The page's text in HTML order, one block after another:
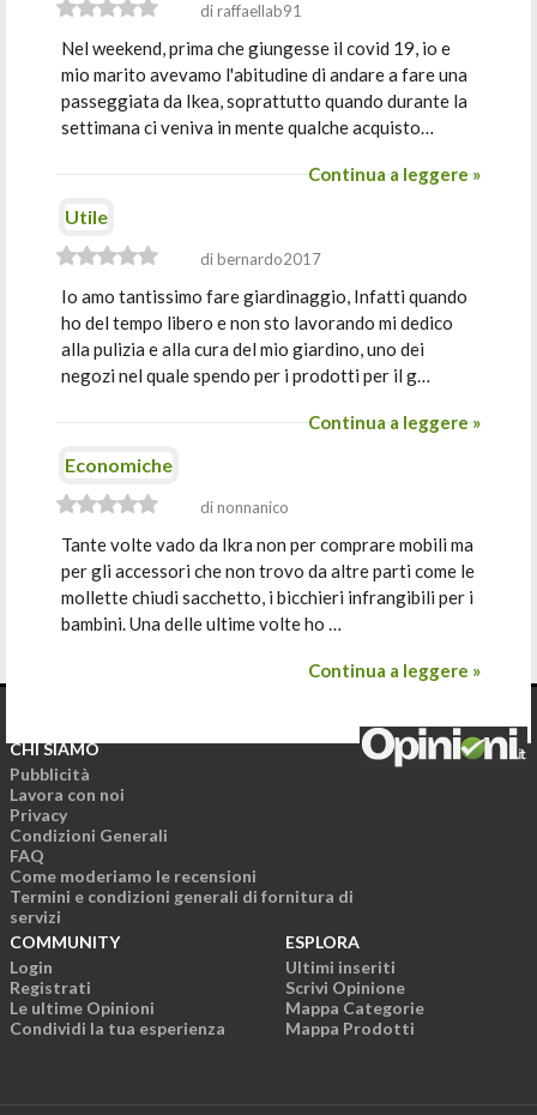
di raffaellab91
Nel weekend, prima che giungesse il covid 19, io e
mio marito avevamo l'abitudine di andare a fare una
passeggiata da Ikea, soprattutto quando durante la
settimana ci veniva in mente qualche acquisto…
Continua a leggere »
Utile
di bernardo2017
Io amo tantissimo fare giardinaggio, Infatti quando
ho del tempo libero e non sto lavorando mi dedico
alla pulizia e alla cura del mio giardino, uno dei
negozi nel quale spendo per i prodotti per il g…
Continua a leggere »
Economiche
di nonnanico
Tante volte vado da Ikra non per comprare mobili ma
per gli accessori che non trovo da altre parti come le
mollette chiudi sacchetto, i bicchieri infrangibili per i
bambini. Una delle ultime volte ho …
Continua a leggere »
CHI SIAMO
Pubblicità
Lavora con noi
Privacy
Condizioni Generali
FAQ
Come moderiamo le recensioni
Termini e condizioni generali di fornitura di
servizi
COMMUNITY
Login
Registrati
Le ultime Opinioni
Condividi la tua esperienza
ESPLORA
Ultimi inseriti
Scrivi Opinione
Mappa Categorie
Mappa Prodotti